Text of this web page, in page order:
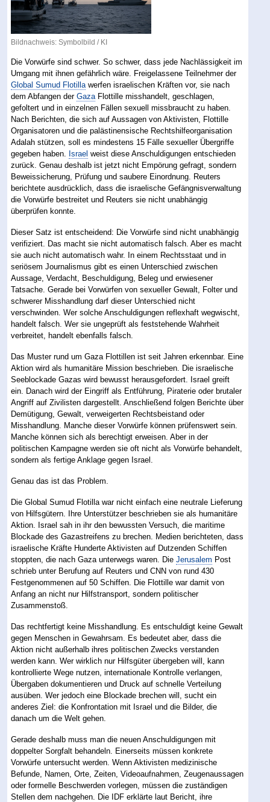
Bildnachweis: Symbolbild / KI
Die Vorwürfe sind schwer. So schwer, dass jede Nachlässigkeit im
Umgang mit ihnen gefährlich wäre. Freigelassene Teilnehmer der
Global Sumud Flotilla werfen israelischen Kräften vor, sie nach
dem Abfangen derGaza Flottille misshandelt, geschlagen,
gefoltert und in einzelnen Fällen sexuell missbraucht zu haben.
Nach Berichten, die sich auf Aussagen von Aktivisten, Flottille
Organisatoren und die palästinensische Rechtshilfeorganisation
Adalah stützen, soll es mindestens 15 Fälle sexueller Übergriffe
gegeben haben.
Israel weist diese Anschuldigungen entschieden
zurück. Genau deshalb ist jetzt nicht Empörung gefragt, sondern
Beweissicherung, Prüfung und saubere Einordnung. Reuters
berichtete ausdrücklich, dass die israelische Gefängnisverwaltung
die Vorwürfe bestreitet und Reuters sie nicht unabhängig
überprüfen konnte.
Dieser Satz ist entscheidend: Die Vorwürfe sind nicht unabhängig
verifiziert. Das macht sie nicht automatisch falsch. Aber es macht
sie auch nicht automatisch wahr. In einem Rechtsstaat und in
seriösem Journalismus gibt es einen Unterschied zwischen
Aussage, Verdacht, Beschuldigung, Beleg und erwiesener
Tatsache. Gerade bei Vorwürfen von sexueller Gewalt, Folter und
schwerer Misshandlung darf dieser Unterschied nicht
verschwinden. Wer solche Anschuldigungen reflexhaft wegwischt,
handelt falsch. Wer sie ungeprüft als feststehende Wahrheit
verbreitet, handelt ebenfalls falsch.
Das Muster rund um Gaza Flottillen ist seit Jahren erkennbar. Eine
Aktion wird als humanitäre Mission beschrieben. Die israelische
Seeblockade Gazas wird bewusst herausgefordert. Israel greift
ein. Danach wird der Eingriff als Entführung, Piraterie oder brutaler
Angriff auf Zivilisten dargestellt. Anschließend folgen Berichte über
Demütigung, Gewalt, verweigerten Rechtsbeistand oder
Misshandlung. Manche dieser Vorwürfe können prüfenswert sein.
Manche können sich als berechtigt erweisen. Aber in der
politischen Kampagne werden sie oft nicht als Vorwürfe behandelt,
sondern als fertige Anklage gegen Israel.
Genau das ist das Problem.
Die Global Sumud Flotilla war nicht einfach eine neutrale Lieferung
von Hilfsgütern. Ihre Unterstützer beschrieben sie als humanitäre
Aktion. Israel sah in ihr den bewussten Versuch, die maritime
Blockade des Gazastreifens zu brechen. Medien berichteten, dass
israelische Kräfte Hunderte Aktivisten auf Dutzenden Schiffen
stoppten, die nach Gaza unterwegs waren. DieJerusalem Post
schrieb unter Berufung auf Reuters und CNN von rund 430
Festgenommenen auf 50 Schiffen. Die Flottille war damit von
Anfang an nicht nur Hilfstransport, sondern politischer
Zusammenstoß.
Das rechtfertigt keine Misshandlung. Es entschuldigt keine Gewalt
gegen Menschen in Gewahrsam. Es bedeutet aber, dass die
Aktion nicht außerhalb ihres politischen Zwecks verstanden
werden kann. Wer wirklich nur Hilfsgüter übergeben will, kann
kontrollierte Wege nutzen, internationale Kontrolle verlangen,
Übergaben dokumentieren und Druck auf schnelle Verteilung
ausüben. Wer jedoch eine Blockade brechen will, sucht ein
anderes Ziel: die Konfrontation mit Israel und die Bilder, die
danach um die Welt gehen.
Gerade deshalb muss man die neuen Anschuldigungen mit
doppelter Sorgfalt behandeln. Einerseits müssen konkrete
Vorwürfe untersucht werden. Wenn Aktivisten medizinische
Befunde, Namen, Orte, Zeiten, Videoaufnahmen, Zeugenaussagen
oder formelle Beschwerden vorlegen, müssen die zuständigen
Stellen dem nachgehen. Die IDF erklärte laut Bericht, ihre